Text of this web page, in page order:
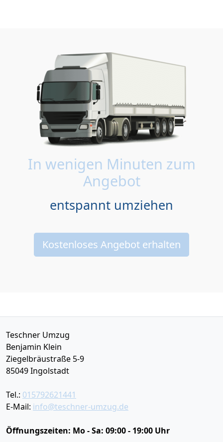
In wenigen Minuten zum
Angebot
entspannt umziehen
Kostenloses Angebot erhalten
Teschner Umzug
Benjamin Klein
Ziegelbräustraße 5-9
85049Ingolstadt
Tel.: 015792621441
E-Mail: info@teschner-umzug.de
Öffnungszeiten: Mo - Sa: 09:00 - 19:00 Uhr